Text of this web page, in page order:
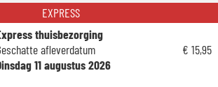
EXPRESS
thuisbezorging
afleverdatum
11 augustus 2026
€ 15,95